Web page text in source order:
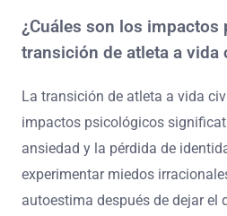
¿Cuáles son los
transición de atleta a vida
La transición de atleta a vida
impactos psicológicos
ansiedad y la pérdida de
experimentar miedos
autoestima después de dejar el